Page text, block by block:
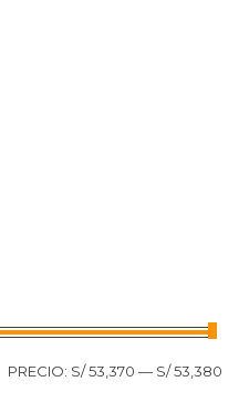
PRECIO: S/ 53,370 — S/ 53,380